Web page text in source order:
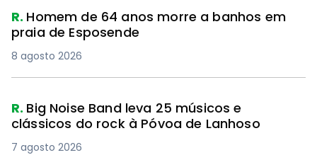
R. Homem de 64 anos morre a banhos em
praia de Esposende
8 agosto 2026
R. Big Noise Band leva 25 músicos e
clássicos do rock à Póvoa de Lanhoso
7 agosto 2026